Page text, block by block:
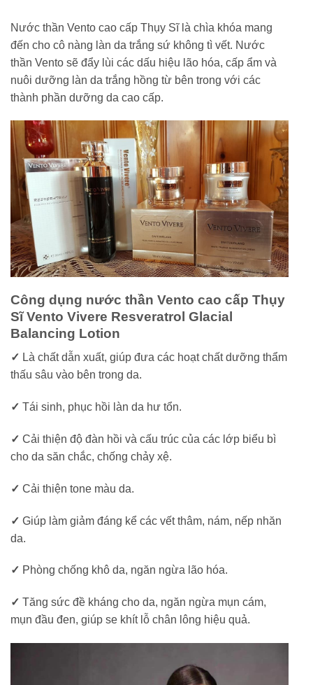
Nước thần Vento cao cấp Thụy Sĩ là chìa khóa mang
đến cho cô nàng làn da trắng sứ không tì vết. Nước
thần Vento sẽ đẩy lùi các dấu hiệu lão hóa, cấp ẩm và
nuôi dưỡng làn da trắng hồng từ bên trong với các
thành phần dưỡng da cao cấp.
Công dụng nước thần Vento cao cấp Thụy
Sĩ Vento Vivere Resveratrol Glacial
Balancing Lotion
✓ Là chất dẫn xuất, giúp đưa các hoạt chất dưỡng thẩm
thấu sâu vào bên trong da.
✓ Tái sinh, phục hồi làn da hư tổn.
✓ Cải thiện độ đàn hồi và cấu trúc của các lớp biểu bì
cho da săn chắc, chống chảy xệ.
✓ Cải thiện tone màu da.
✓ Giúp làm giảm đáng kể các vết thâm, nám, nếp nhăn
da.
✓ Phòng chống khô da, ngăn ngừa lão hóa.
✓ Tăng sức đề kháng cho da, ngăn ngừa mụn cám,
mụn đầu đen, giúp se khít lỗ chân lông hiệu quả.